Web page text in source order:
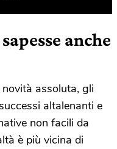
anche
assoluta, gli
altalenanti e
non facili da
è più vicina di